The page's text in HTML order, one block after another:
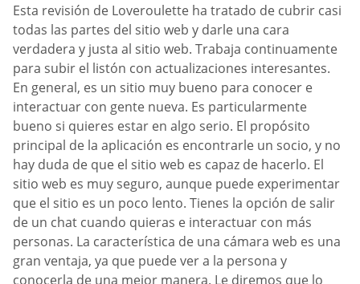
Esta revisión de Loveroulette ha tratado de cubrir casi
todas las partes del sitio web y darle una cara
verdadera y justa al sitio web. Trabaja continuamente
para subir el listón con actualizaciones interesantes.
En general, es un sitio muy bueno para conocer e
interactuar con gente nueva. Es particularmente
bueno si quieres estar en algo serio. El propósito
principal de la aplicación es encontrarle un socio, y no
hay duda de que el sitio web es capaz de hacerlo. El
sitio web es muy seguro, aunque puede experimentar
que el sitio es un poco lento. Tienes la opción de salir
de un chat cuando quieras e interactuar con más
personas. La característica de una cámara web es una
gran ventaja, ya que puede ver a la persona y
conocerla de una mejor manera. Le diremos que lo